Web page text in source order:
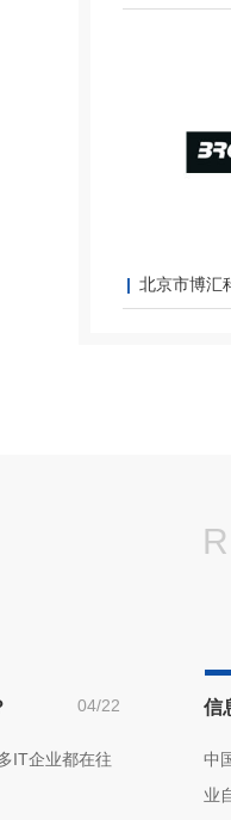
北京市博汇
04/22
IT企业都在往
中
业